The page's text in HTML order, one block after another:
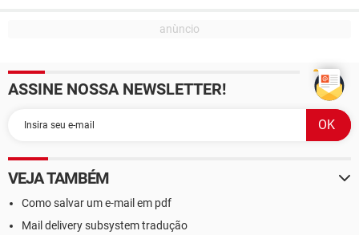
ASSINE NOSSA NEWSLETTER!
VEJA TAMBÉM
Como salvar um e-mail em pdf
Mail delivery subsystem tradução